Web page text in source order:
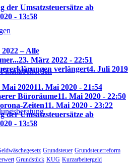
der Umsatzsteuersätze ab
- 13:58
– Alle
23. März 2022 - 22:51
verlängert4. Juli 2019
Mai 202011. Mai 2020 - 21:54
Büroräume11. Mai 2020 - 22:50
Zeiten11. Mai 2020 - 23:22
der Umsatzsteuersätze ab
- 13:58
Grundsteuer Grundsteuerreform
Grundstück KUG Kurzarbeitergeld